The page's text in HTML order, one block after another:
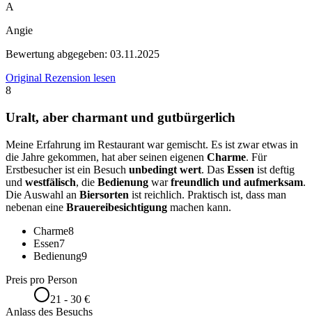
A
Angie
Bewertung abgegeben: 03.11.2025
Original Rezension lesen
8
Uralt, aber charmant und gutbürgerlich
Meine Erfahrung im Restaurant war gemischt. Es ist zwar etwas in
die Jahre gekommen, hat aber seinen eigenen Charme. Für
Erstbesucher ist ein Besuch unbedingt wert. Das Essen ist deftig
und westfälisch, die Bedienung warfreundlich und aufmerksam.
Die Auswahl an Biersorten ist reichlich. Praktisch ist, dass man
nebenan eine Brauereibesichtigung machen kann.
Charme8
Essen7
Bedienung9
Preis pro Person
21 - 30 €
Anlass des Besuchs